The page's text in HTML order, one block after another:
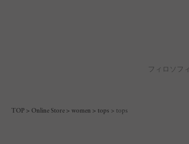
フィロソフ
TOP Online Store women tops tops